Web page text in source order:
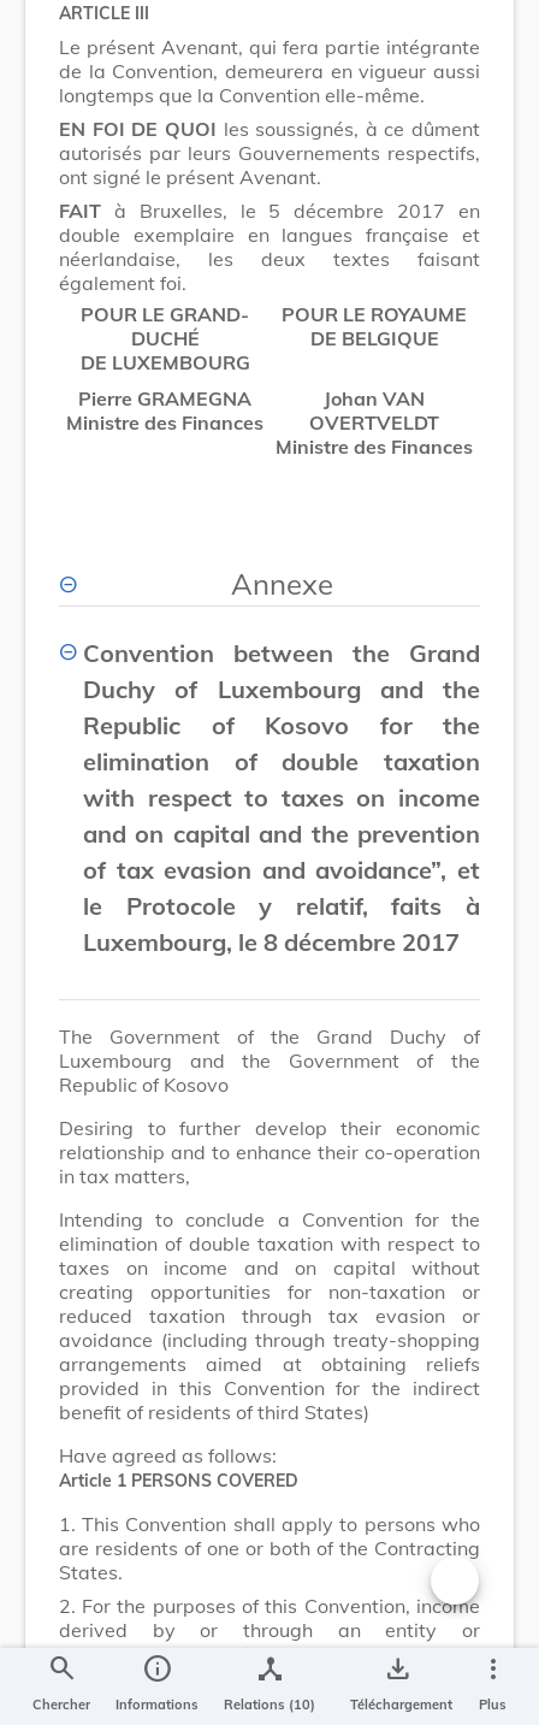
ARTICLE III
Le présent Avenant, qui fera partie intégrante
de la Convention, demeurera en vigueur aussi
longtemps que la Convention elle-même.
EN FOI DE QUOI les soussignés, à ce dûment
autorisés par leurs Gouvernements respectifs,
ont signé le présent Avenant.
FAIT à Bruxelles, le 5 décembre 2017 en
double exemplaire en langues française et
néerlandaise, les deux textes faisant
également foi.
POUR LE GRAND-
DUCHÉ
DE LUXEMBOURG
POUR LE ROYAUME
DE BELGIQUE
Pierre GRAMEGNA
Ministre des Finances
Johan VAN
OVERTVELDT
Ministre des Finances
Annexe
Convention between the Grand
Duchy of Luxembourg and the
Republic of Kosovo for the
elimination of double taxation
with respect to taxes on income
and on capital and the prevention
of tax evasion and avoidance”, et
le Protocole y relatif, faits à
Luxembourg, le 8 décembre 2017
The Government of the Grand Duchy of
Luxembourg and the Government of the
Republic of Kosovo
Desiring to further develop their economic
relationship and to enhance their co-operation
in tax matters,
Intending to conclude a Convention for the
elimination of double taxation with respect to
taxes on income and on capital without
creating opportunities for non-taxation or
reduced taxation through tax evasion or
avoidance (including through treaty-shopping
arrangements aimed at obtaining reliefs
provided in this Convention for the indirect
benefit of residents of third States)
Have agreed as follows:
Article 1 PERSONS COVERED
1. This Convention shall apply to persons who
are residents of one or both of the Contracting
States.
2. For the purposes of this Convention, income
derived by or through an entity or
arrangement that is treated as wholly or
partly fiscally transparent under the tax law of
either Contracting State shall be considered to
Changer la
search
Chercher
info
Informations
device_hub
Relations (10)
save_alt
Téléchargement
more_vert
Plus